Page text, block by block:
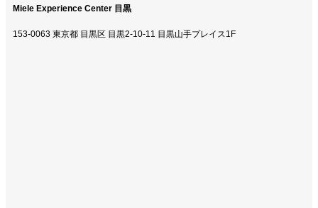
Miele Experience Center 目黒
153-0063 東京都 目黒区 目黒2-10-11 目黒山手プレイス1F